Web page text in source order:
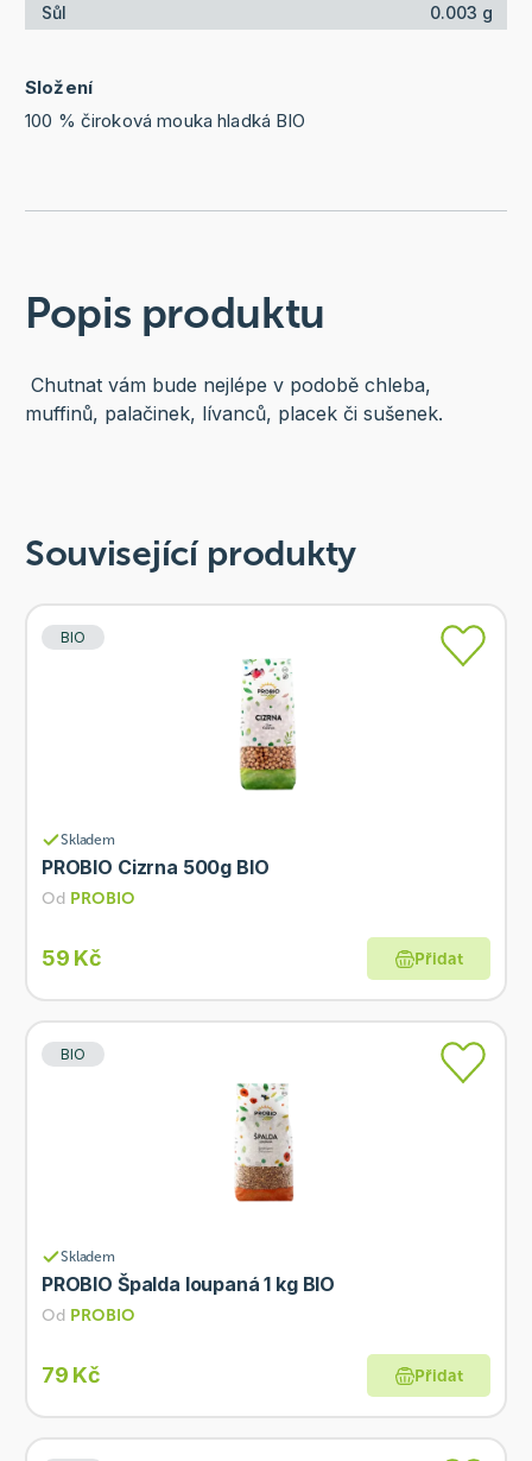
Sůl
0.003 g
Složení
100 % čiroková mouka hladká BIO
Popis produktu
Chutnat vám bude nejlépe v podobě chleba,
muffinů, palačinek, lívanců, placek či sušenek.
Související produkty
BIO
Skladem
PROBIO Cizrna 500g BIO
Od PROBIO
59 Kč Přidat
BIO
Skladem
PROBIO Špalda loupaná 1 kg BIO
Od PROBIO
79 Kč Přidat